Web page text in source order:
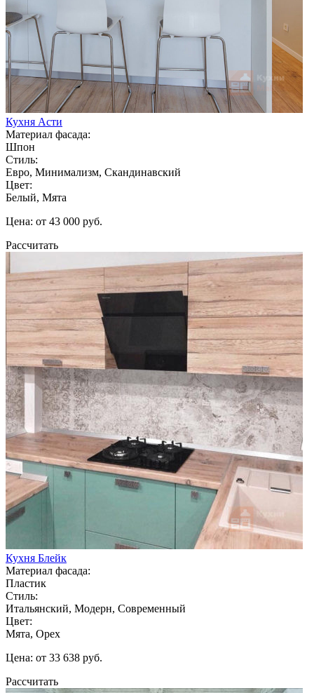
Кухня Асти
Материал фасада:
Шпон
Стиль:
Евро, Минимализм, Скандинавский
Цвет:
Белый, Мята
Цена: от 43 000 руб.
Рассчитать
Кухня Блейк
Материал фасада:
Пластик
Стиль:
Итальянский, Модерн, Современный
Цвет:
Мята, Орех
Цена: от 33 638 руб.
Рассчитать